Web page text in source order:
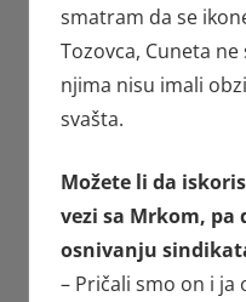
smatram da se
Tozovca, Cuneta
njima nisu imali
svašta.
Možete li da
vezi sa Mrkom, pa
osnivanju
– Pričali smo on i